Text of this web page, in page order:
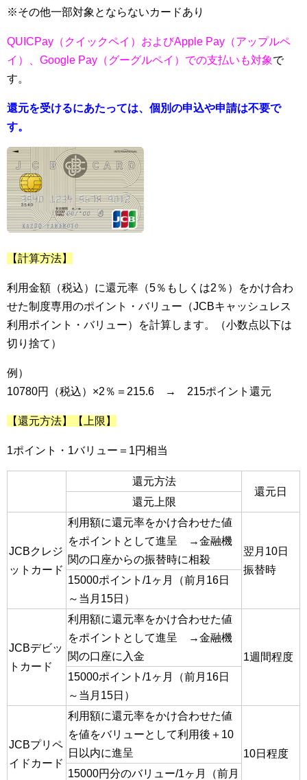
※その他一部対象とならないカードあり
QUICPay（クイックペイ）およびApple Pay（アップルペ
イ）、Google Pay（グーグルペイ）での支払いも対象で
す。
還元を受けるにあたっては、個別の申込や申請は不要で
す。
【計算方法】
利用金額（税込）に還元率（5％もしくは2％）をかけ合わ
せた制度専用のポイント・バリュー（JCBキャッシュレス
利用ポイント・バリュー）を計算します。（小数点以下は
切り捨て）
例）
10780円（税込）×2％＝215.6 → 215ポイント還元
【還元方法】【上限】
1ポイント・1バリュー＝1円相当
還元方法
還元日
還元上限
JCBクレジ
ットカード
利用額に還元率をかけ合わせた値
をポイントとして進呈 →金融機
関の口座からの振替時に相殺
翌月10日
振替時
15000ポイント/1ヶ月（前月16日
～当月15日）
JCBデビッ
トカード
利用額に還元率をかけ合わせた値
をポイントとして進呈 →金融機
関の口座に入金
1週間程度
15000ポイント/1ヶ月（前月16日
～当月15日）
JCBプリペ
イドカード
利用額に還元率をかけ合わせた値
を値をバリューとして利用後＋10
日以内に進呈
10日程度
15000円分のバリュー/1ヶ月（前月